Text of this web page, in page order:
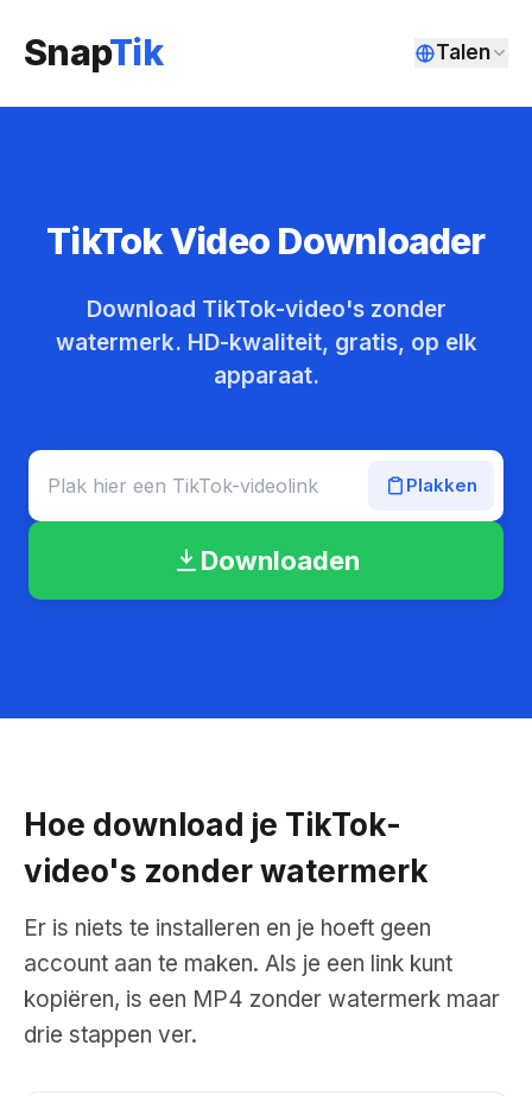
SnapTik Talen
TikTok Video Downloader
Download TikTok-video's zonder
watermerk. HD-kwaliteit, gratis, op elk
apparaat.
Plakken
Downloaden
Hoe download je TikTok-
video's zonder watermerk
Er is niets te installeren en je hoeft geen
account aan te maken. Als je een link kunt
kopiëren, is een MP4 zonder watermerk maar
drie stappen ver.